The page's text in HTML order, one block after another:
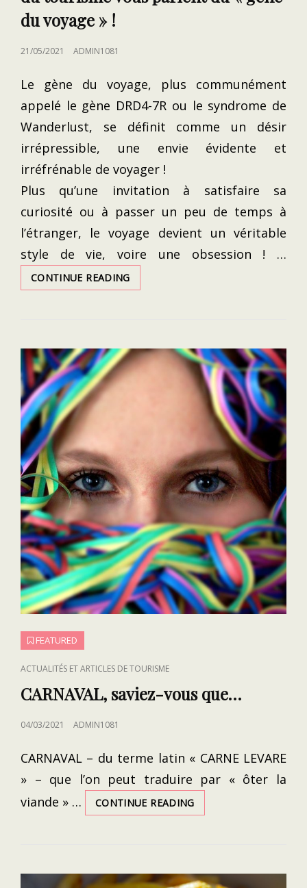
du voyage » !
POSTED
21/05/2021 ADMIN1081
Le gène du voyage, plus communément
appelé le gène DRD4-7R ou le syndrome de
Wanderlust, se définit comme un désir
irrépressible, une envie évidente et
irréfrénable de voyager !
Plus qu’une invitation à satisfaire sa
curiosité ou à passer un peu de temps à
l’étranger, le voyage devient un véritable
style de vie, voire une obsession ! …
CONTINUE READINGDE
L’IRLANDE
2
PASSIONNÉES
DU
GÈNE
DU
VOYAGE
!
FEATURED
CAT
LINKS
ACTUALITÉS ET ARTICLES DE TOURISME
CARNAVAL, saviez-vous que…
POSTED
04/03/2021 ADMIN1081
CARNAVAL – du terme latin « CARNE LEVARE
» – que l’on peut traduire par « ôter la
viande » …
CONTINUE READINGCARNAVAL,
SAVIEZ-